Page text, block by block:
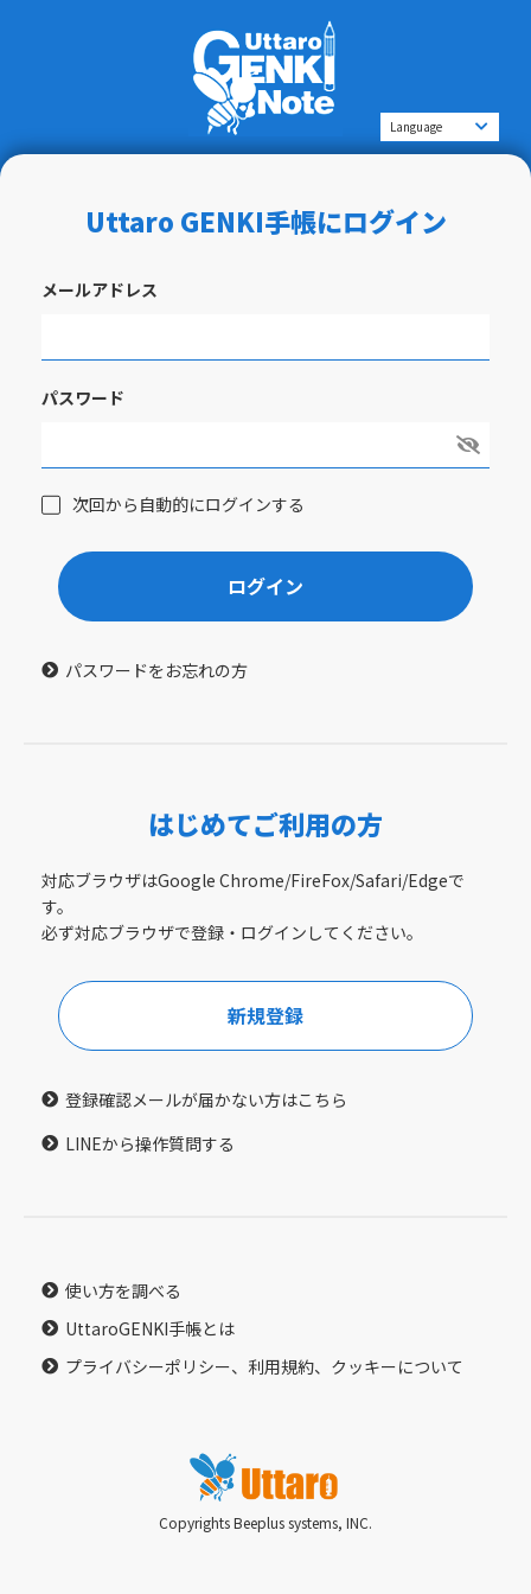
Uttaro GENKI手帳にログイン
メールアドレス
パスワード
次回から自動的にログインする
ログイン
パスワードをお忘れの方
はじめてご利用の方
対応ブラウザはGoogle Chrome/FireFox/Safari/Edgeで
す。
必ず対応ブラウザで登録・ログインしてください。
新規登録
登録確認メールが届かない方はこちら
LINEから操作質問する
使い方を調べる
UttaroGENKI手帳とは
プライバシーポリシー、利用規約、クッキーについて
Copyrights Beeplus systems, INC.